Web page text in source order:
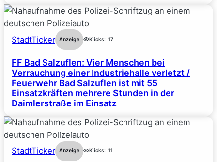
StadtTicker Anzeige Klicks: 17
FF Bad Salzuflen: Vier Menschen bei
Verrauchung einer Industriehalle verletzt /
Feuerwehr Bad Salzuflen ist mit 55
Einsatzkräften mehrere Stunden in der
Daimlerstraße im Einsatz
StadtTicker Anzeige Klicks: 11